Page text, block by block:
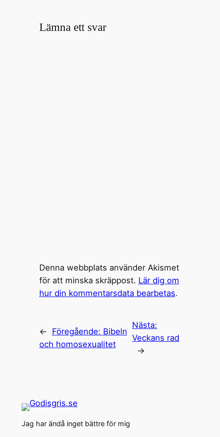
Lämna ett svar
Denna webbplats använder Akismet
för att minska skräppost. Lär dig om
hur din kommentarsdata bearbetas.
← Föregående: Bibeln
och homosexualitet
Nästa:
Veckans rad
→
Jag har ändå inget bättre för mig